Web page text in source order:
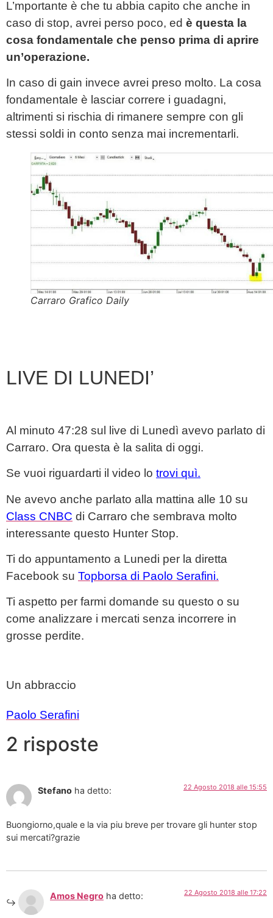
L’mportante è che tu abbia capito che anche in
caso di stop, avrei perso poco, ed è questa la
cosa fondamentale che penso prima di aprire
un’operazione.
In caso di gain invece avrei preso molto. La cosa
fondamentale è lasciar correre i guadagni,
altrimenti si rischia di rimanere sempre con gli
stessi soldi in conto senza mai incrementarli.
Carraro Grafico Daily
LIVE DI LUNEDI’
Al minuto 47:28 sul live di Lunedì avevo parlato di
Carraro. Ora questa è la salita di oggi.
Se vuoi riguardarti il video lo trovi quì.
Ne avevo anche parlato alla mattina alle 10 su
Class CNBC di Carraro che sembrava molto
interessante questo Hunter Stop.
Ti do appuntamento a Lunedi per la diretta
Facebook su Topborsa di Paolo Serafini.
Ti aspetto per farmi domande su questo o su
come analizzare i mercati senza incorrere in
grosse perdite.
Un abbraccio
Paolo Serafini
2 risposte
Stefano ha detto: 22 Agosto 2018 alle 15:55
Buongiorno,quale e la via piu breve per trovare gli hunter stop
sui mercati?grazie
Amos Negro ha detto: 22 Agosto 2018 alle 17:22